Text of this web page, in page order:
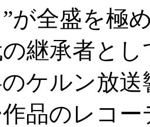
が全盛を極
継承者と
ケルン放
品のレコ